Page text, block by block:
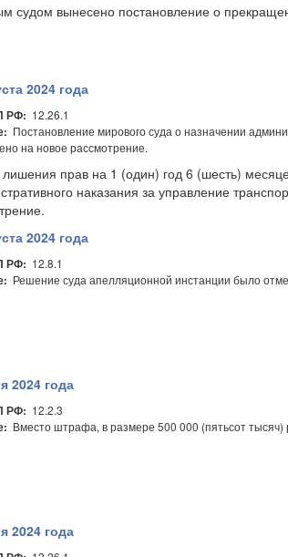
судом вынесено постановление о
2024 года
РФ: 12.26.1
Постановление мирового суда о назначении
на новое рассмотрение.
прав на 1 (один) год 6 (шесть)
наказания за управление
2024 года
РФ: 12.8.1
Решение суда апелляционной инстанции было
2024 года
РФ: 12.2.3
Вместо штрафа, в размере 500 000 (пятьсот
2024 года